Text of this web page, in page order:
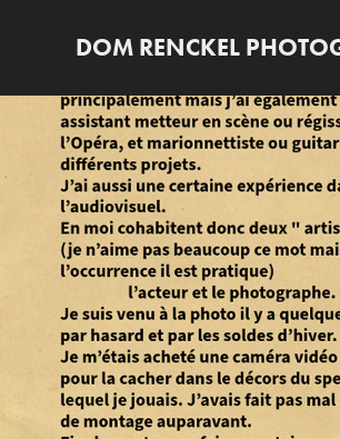
DOM RENCKEL
Qui suis-je